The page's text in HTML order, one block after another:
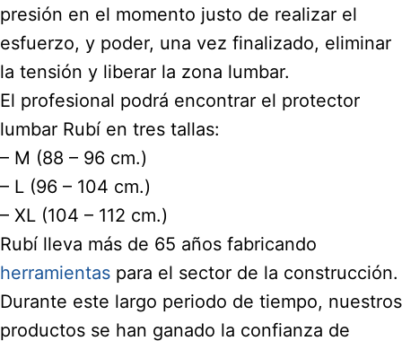
presión en el momento justo de realizar el
esfuerzo, y poder, una vez finalizado, eliminar
la tensión y liberar la zona lumbar.
El profesional podrá encontrar el protector
lumbar Rubí en tres tallas:
– M (88 – 96 cm.)
– L (96 – 104 cm.)
– XL (104 – 112 cm.)
Rubí lleva más de 65 años fabricando
herramientas para el sector de la construcción.
Durante este largo periodo de tiempo, nuestros
productos se han ganado la confianza de